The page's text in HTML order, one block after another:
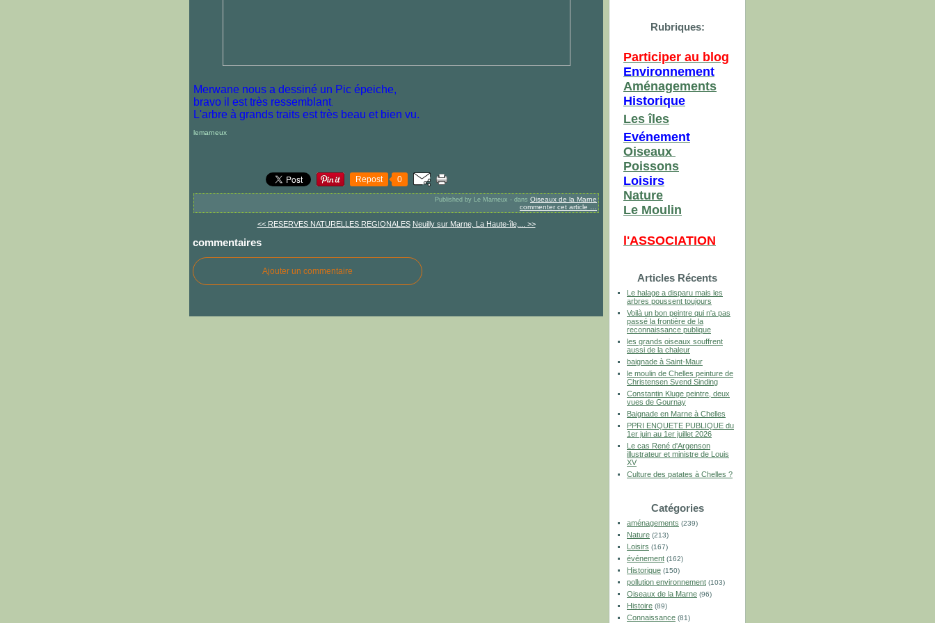
Merwane nous a dessiné un Pic épeiche,
bravo il est très ressemblant
L'arbre à grands traits est très beau et bien vu.
lemarneux
Repost 0
Published by Le Marneux - dans Oiseaux de la Marne
commenter cet article
<< RESERVES NATURELLES REGIONALES Neuilly sur Marne, La Haute-île,... >>
commentaires
Ajouter un commentaire
Rubriques:
Participer au blog
Environnement
Aménagements
Historique
Les îles
Evénement
Oiseaux
Poissons
Loisirs
Nature
Le Moulin
l'ASSOCIATION
Articles Récents
Le halage a disparu mais les
arbres poussent toujours
Voilà un bon peintre qui n'a pas
passé la frontière de la
reconnaissance publique
les grands oiseaux souffrent
aussi de la chaleur
baignade à Saint-Maur
le moulin de Chelles peinture de
Christensen Svend Sinding
Constantin Kluge peintre, deux
vues de Gournay
Baignade en Marne à Chelles
PPRI ENQUETE PUBLIQUE du
1er juin au 1er juillet 2026
Le cas René d'Argenson
illustrateur et ministre de Louis
XV
Culture des patates à Chelles ?
Catégories
aménagements (239)
Nature (213)
Loisirs (167)
événement (162)
Historique (150)
pollution environnement (103)
Oiseaux de la Marne (96)
Histoire (89)
Connaissance (81)